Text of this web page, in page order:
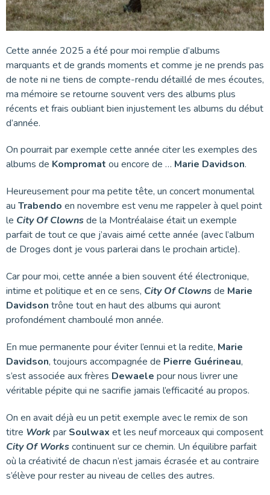
Cette année 2025 a été pour moi remplie d’albums
marquants et de grands moments et comme je ne prends pas
de note ni ne tiens de compte-rendu détaillé de mes écoutes,
ma mémoire se retourne souvent vers des albums plus
récents et frais oubliant bien injustement les albums du début
d’année.
On pourrait par exemple cette année citer les exemples des
albums de Kompromat ou encore de … Marie Davidson.
Heureusement pour ma petite tête, un concert monumental
au Trabendo en novembre est venu me rappeler à quel point
le City Of Clownsde la Montréalaise était un exemple
parfait de tout ce que j’avais aimé cette année (avec l’album
de Droges dont je vous parlerai dans le prochain article).
Car pour moi, cette année a bien souvent été électronique,
intime et politique et en ce sens, City Of Clownsde Marie
Davidson trône tout en haut des albums qui auront
profondément chamboulé mon année.
En mue permanente pour éviter l’ennui et la redite, Marie
Davidson, toujours accompagnée de Pierre Guérineau,
s’est associée aux frères Dewaele pour nous livrer une
véritable pépite qui ne sacrifie jamais l’efficacité au propos.
On en avait déjà eu un petit exemple avec le remix de son
titre Work par Soulwax et les neuf morceaux qui composent
City Of Workscontinuent sur ce chemin. Un équilibre parfait
où la créativité de chacun n’est jamais écrasée et au contraire
s’élève pour rester au niveau de celles des autres.